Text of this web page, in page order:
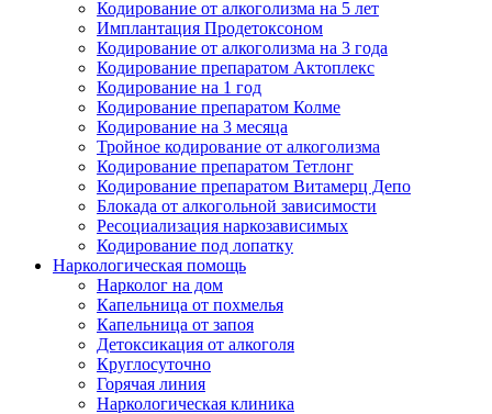
Кодирование от алкоголизма на 5 лет
Имплантация Продетоксоном
Кодирование от алкоголизма на 3 года
Кодирование препаратом Актоплекс
Кодирование на 1 год
Кодирование препаратом Колме
Кодирование на 3 месяца
Тройное кодирование от алкоголизма
Кодирование препаратом Тетлонг
Кодирование препаратом Витамерц Депо
Блокада от алкогольной зависимости
Ресоциализация наркозависимых
Кодирование под лопатку
Наркологическая помощь
Нарколог на дом
Капельница от похмелья
Капельница от запоя
Детоксикация от алкоголя
Круглосуточно
Горячая линия
Наркологическая клиника